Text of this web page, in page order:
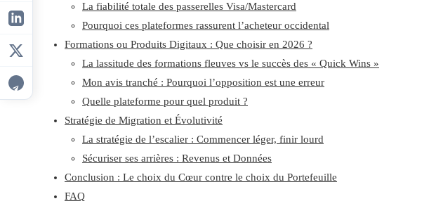
La fiabilité totale des passerelles Visa/Mastercard
Pourquoi ces plateformes rassurent l’acheteur occidental
Formations ou Produits Digitaux : Que choisir en 2026 ?
La lassitude des formations fleuves vs le succès des « Quick Wins »
Mon avis tranché : Pourquoi l’opposition est une erreur
Quelle plateforme pour quel produit ?
Stratégie de Migration et Évolutivité
La stratégie de l’escalier : Commencer léger, finir lourd
Sécuriser ses arrières : Revenus et Données
Conclusion : Le choix du Cœur contre le choix du Portefeuille
FAQ